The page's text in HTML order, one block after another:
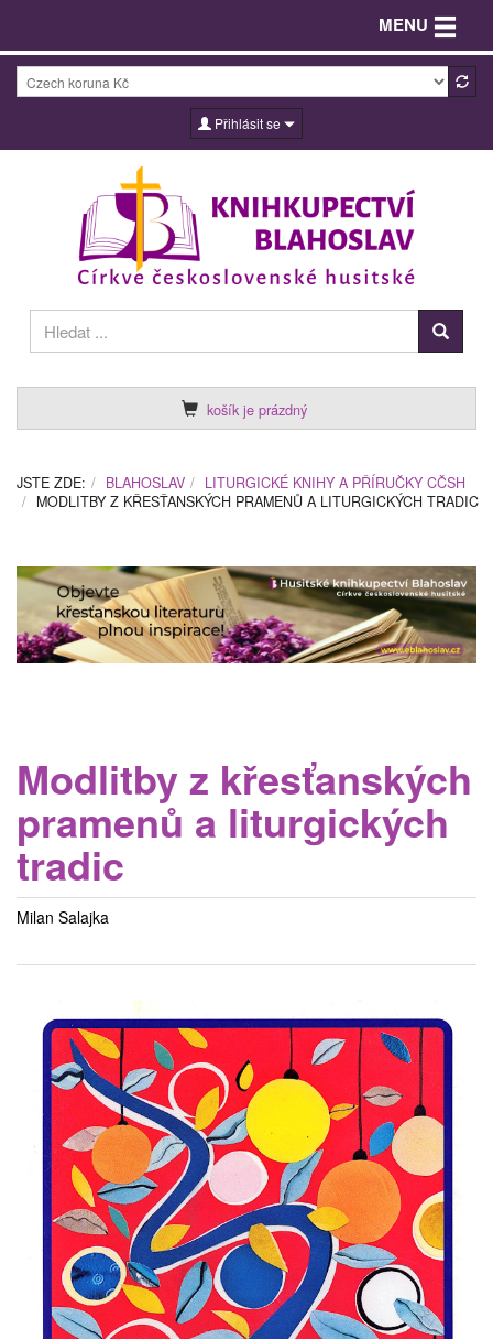
Přihlásit se
košík je prázdný
MENU Toggle
JSTE ZDE: BLAHOSLAV
LITURGICKÉ KNIHY A PŘÍRUČKY CČSH
MODLITBY Z KŘESŤANSKÝCH PRAMENŮ A LITURGICKÝCH TRADIC
Modlitby z křesťanských
pramenů a liturgických
tradic
Milan Salajka